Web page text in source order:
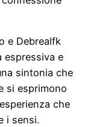
e Debrealfk
espressiva e
sintonia che
si esprimono
che
i sensi.